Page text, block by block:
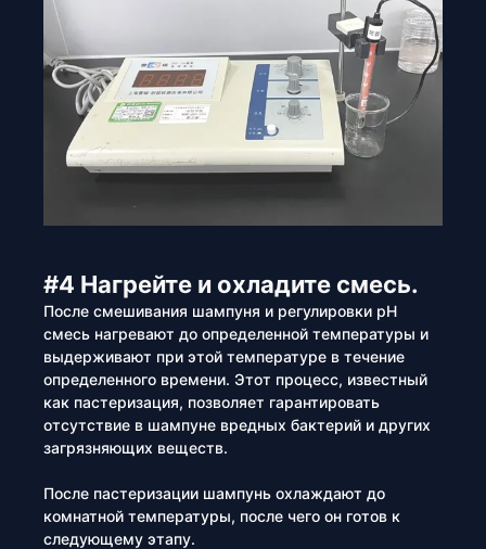
#4 Нагрейте и охладите смесь.
После смешивания шампуня и регулировки pH
смесь нагревают до определенной температуры и
выдерживают при этой температуре в течение
определенного времени. Этот процесс, известный
как пастеризация, позволяет гарантировать
отсутствие в шампуне вредных бактерий и других
загрязняющих веществ.
После пастеризации шампунь охлаждают до
комнатной температуры, после чего он готов к
следующему этапу.